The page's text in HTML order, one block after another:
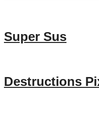
Super Sus
Destructions